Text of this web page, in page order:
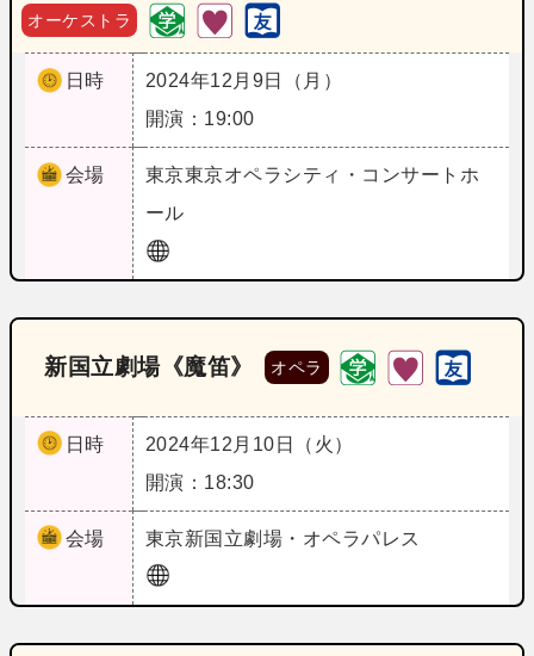
オーケストラ
日時
2024年12月9日（月）
開演：19:00
会場 東京東京オペラシティ・コンサートホ
ール
新国立劇場《魔笛》 オペラ
日時
2024年12月10日（火）
開演：18:30
会場 東京新国立劇場・オペラパレス